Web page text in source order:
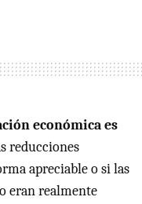
económica es
reducciones
apreciable o si las
eran realmente